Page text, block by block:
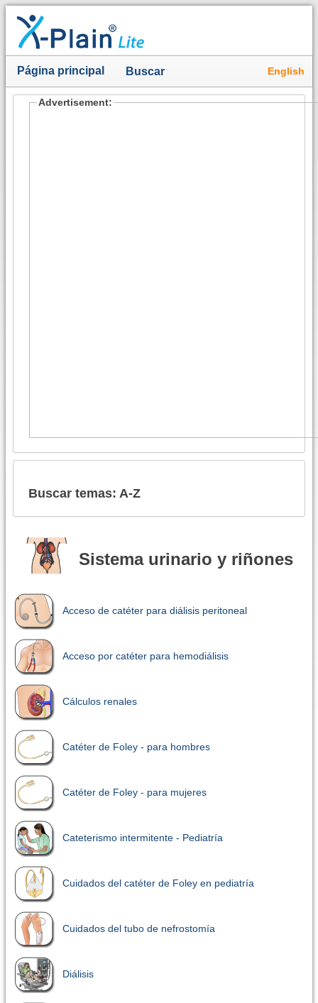
Página principal Buscar English
Advertisement:
Buscar temas: A-Z
Sistema urinario y riñones
Acceso de catéter para diálisis peritoneal
Acceso por catéter para hemodiálisis
Cálculos renales
Catéter de Foley - para hombres
Catéter de Foley - para mujeres
Cateterismo intermitente - Pediatría
Cuidados del catéter de Foley en pediatría
Cuidados del tubo de nefrostomía
Diálisis